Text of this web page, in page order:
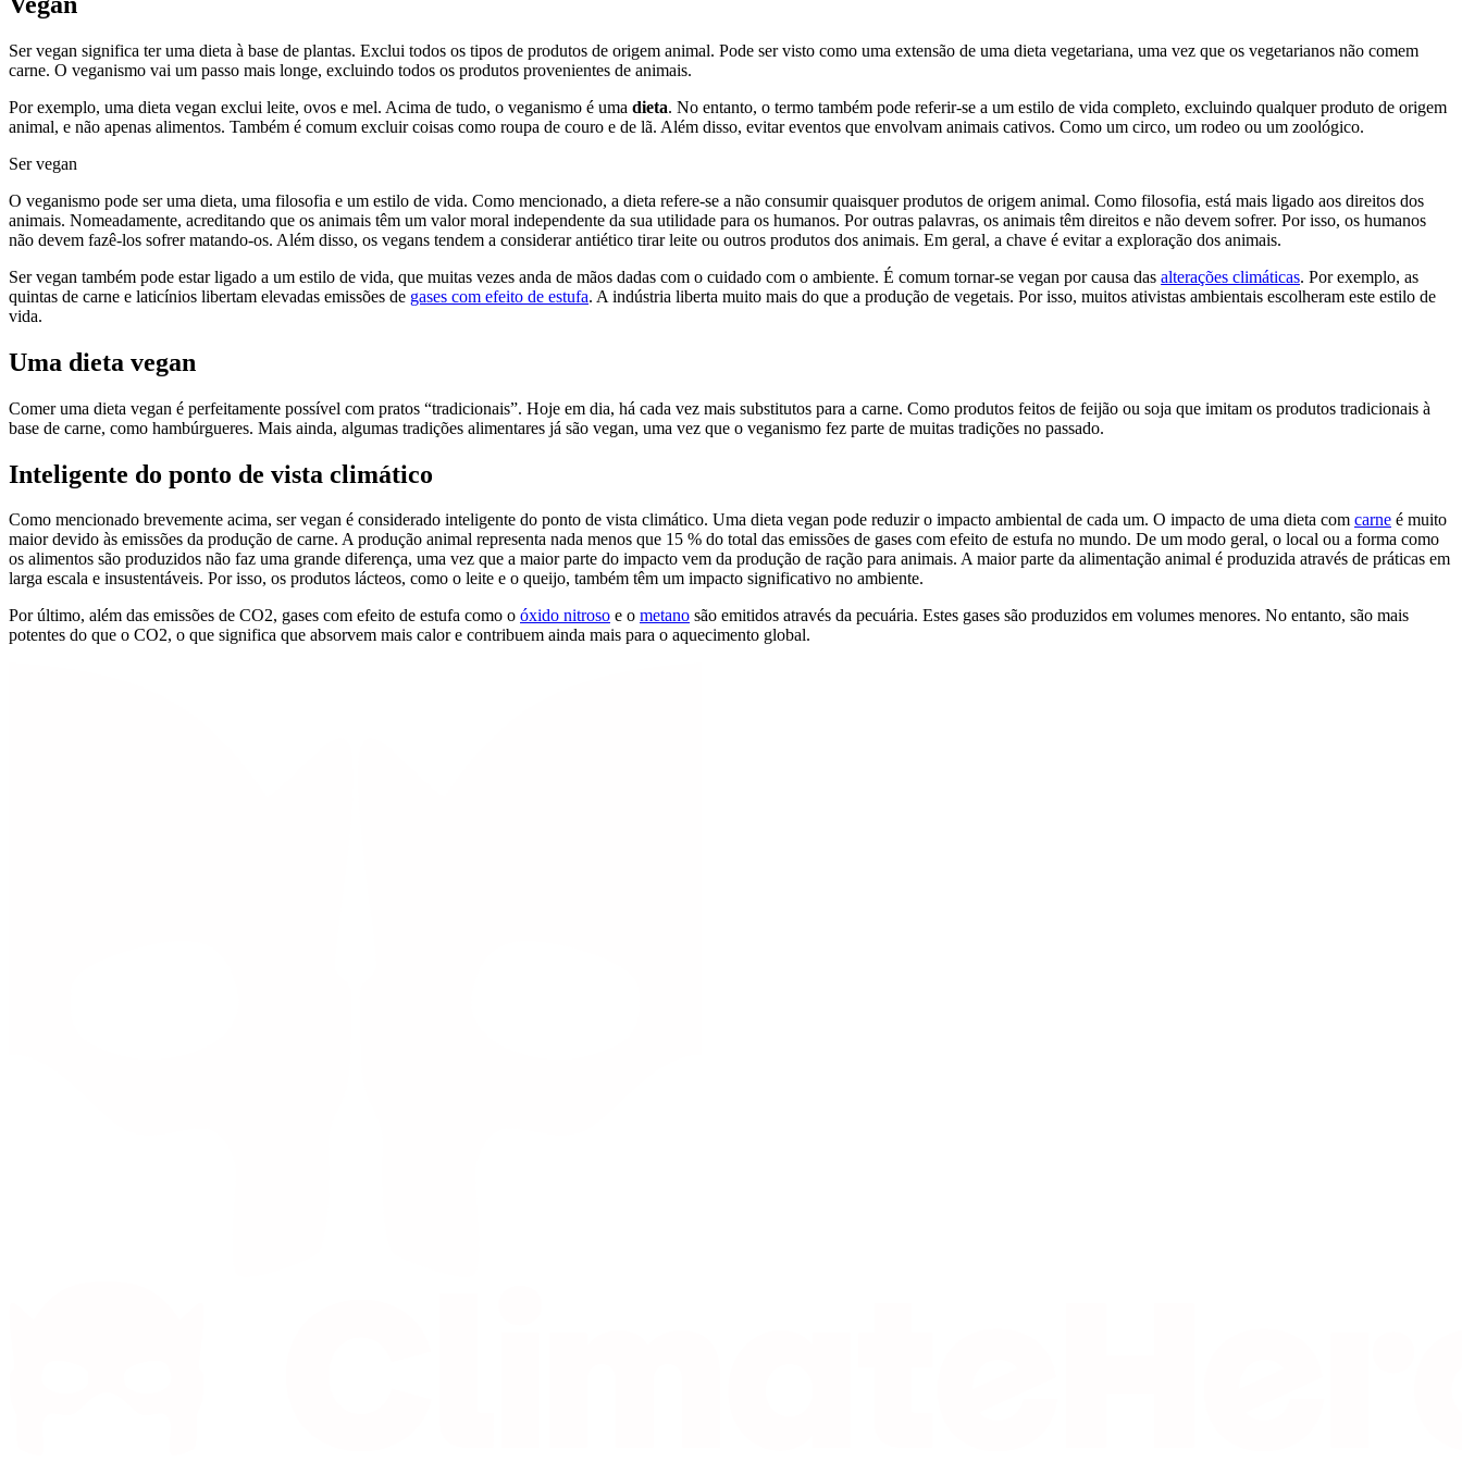
Ser vegan significa ter uma dieta à base de plantas. Exclui todos os tipos de produtos de origem animal. Pode ser visto como uma extensão de uma dieta vegetariana, uma vez que os vegetarianos não comem
carne. O veganismo vai um passo mais longe, excluindo todos os produtos provenientes de animais.
Por exemplo, uma dieta vegan exclui leite, ovos e mel. Acima de tudo, o veganismo é uma dieta. No entanto, o termo também pode referir-se a um estilo de vida completo, excluindo qualquer produto de origem
animal, e não apenas alimentos. Também é comum excluir coisas como roupa de couro e de lã. Além disso, evitar eventos que envolvam animais cativos. Como um circo, um rodeo ou um zoológico.
Ser vegan
O veganismo pode ser uma dieta, uma filosofia e um estilo de vida. Como mencionado, a dieta refere-se a não consumir quaisquer produtos de origem animal. Como filosofia, está mais ligado aos direitos dos
animais. Nomeadamente, acreditando que os animais têm um valor moral independente da sua utilidade para os humanos. Por outras palavras, os animais têm direitos e não devem sofrer. Por isso, os humanos
não devem fazê-los sofrer matando-os. Além disso, os vegans tendem a considerar antiético tirar leite ou outros produtos dos animais. Em geral, a chave é evitar a exploração dos animais.
Ser vegan também pode estar ligado a um estilo de vida, que muitas vezes anda de mãos dadas com o cuidado com o ambiente. É comum tornar-se vegan por causa das alterações climáticas. Por exemplo, as
quintas de carne e laticínios libertam elevadas emissões de gases com efeito de estufa. A indústria liberta muito mais do que a produção de vegetais. Por isso, muitos ativistas ambientais escolheram este estilo de
vida.
Uma dieta vegan
Comer uma dieta vegan é perfeitamente possível com pratos “tradicionais”. Hoje em dia, há cada vez mais substitutos para a carne. Como produtos feitos de feijão ou soja que imitam os produtos tradicionais à
base de carne, como hambúrgueres. Mais ainda, algumas tradições alimentares já são vegan, uma vez que o veganismo fez parte de muitas tradições no passado.
Inteligente do ponto de vista climático
Como mencionado brevemente acima, ser vegan é considerado inteligente do ponto de vista climático. Uma dieta vegan pode reduzir o impacto ambiental de cada um. O impacto de uma dieta com carne é muito
maior devido às emissões da produção de carne. A produção animal representa nada menos que 15 % do total das emissões de gases com efeito de estufa no mundo. De um modo geral, o local ou a forma como
os alimentos são produzidos não faz uma grande diferença, uma vez que a maior parte do impacto vem da produção de ração para animais. A maior parte da alimentação animal é produzida através de práticas em
larga escala e insustentáveis. Por isso, os produtos lácteos, como o leite e o queijo, também têm um impacto significativo no ambiente.
Por último, além das emissões de CO2, gases com efeito de estufa como o óxido nitroso e o metano são emitidos através da pecuária. Estes gases são produzidos em volumes menores. No entanto, são mais
potentes do que o CO2, o que significa que absorvem mais calor e contribuem ainda mais para o aquecimento global.